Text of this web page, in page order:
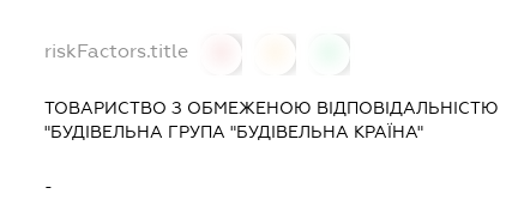
riskFactors.title
ТОВАРИСТВО З ОБМЕЖЕНОЮ ВІДПОВІДАЛЬНІСТЮ
"БУДІВЕЛЬНА ГРУПА "БУДІВЕЛЬНА КРАЇНА"
-